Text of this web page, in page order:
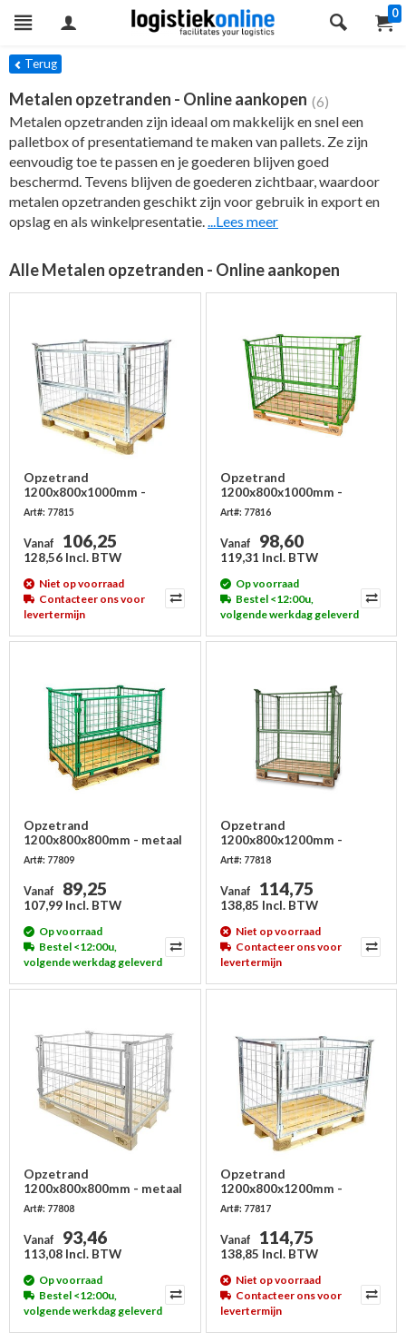
0
Terug
Metalen opzetranden - Online aankopen (6)
Metalen opzetranden zijn ideaal om makkelijk en snel een
palletbox of presentatiemand te maken van pallets. Ze zijn
eenvoudig toe te passen en je goederen blijven goed
beschermd. Tevens blijven de goederen zichtbaar, waardoor
metalen opzetranden geschikt zijn voor gebruik in export en
opslag en als winkelpresentatie....Lees meer
Alle Metalen opzetranden - Online aankopen
Opzetrand
1200x800x1000mm -
metaal - verzinkt,
inklapbaar
Art#: 77815
Vanaf 106,25
128,56 Incl. BTW
Niet op voorraad
Contacteer ons voor
levertermijn
Opzetrand
1200x800x1000mm -
metaal - groen gelakt,
inklapbaar
Art#: 77816
Vanaf 98,60
119,31 Incl. BTW
Op voorraad
Bestel <12:00u,
volgende werkdag geleverd
Opzetrand
1200x800x800mm - metaal
- groen gelakt, inklapbaar
Art#: 77809
Vanaf 89,25
107,99 Incl. BTW
Op voorraad
Bestel <12:00u,
volgende werkdag geleverd
Opzetrand
1200x800x1200mm -
metaal - groen gelakt,
Art#: 77818
Vanaf 114,75
138,85 Incl. BTW
Niet op voorraad
Contacteer ons voor
levertermijn
Opzetrand
1200x800x800mm - metaal
- verzinkt, inklapbaar
Art#: 77808
Vanaf 93,46
113,08 Incl. BTW
Op voorraad
Bestel <12:00u,
volgende werkdag geleverd
Opzetrand
1200x800x1200mm -
metaal - verzinkt,
inklapbaar
Art#: 77817
Vanaf 114,75
138,85 Incl. BTW
Niet op voorraad
Contacteer ons voor
levertermijn